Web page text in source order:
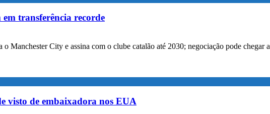
transferência recorde
o Manchester City e assina com o clube catalão até 2030; negociação pode
visto de embaixadora nos EUA